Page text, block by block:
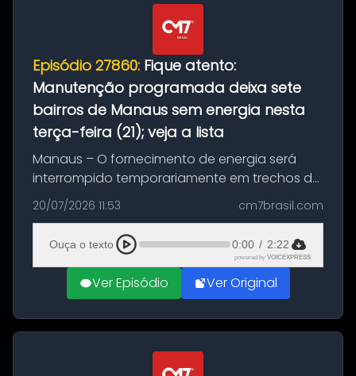
Episódio 27860: Fique atento:
Manutenção programada deixa sete
bairros de Manaus sem energia nesta
terça-feira (21); veja a lista
Manaus – O fornecimento de energia será
interrompido temporariamente em trechos de
sete bairros de Manaus nesta terça-feira (21).
A suspensão programada ocorrerá para a
execução de serviços de manuten...
20/07/2026 11:53 cm7brasil.com
Ouça o texto 0:00 / 2:22
powered by VOICEXPRESS
Ver Episódio Ver Original